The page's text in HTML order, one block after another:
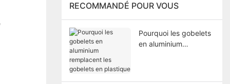
RECOMMANDÉ POUR VOUS
Pourquoi les gobelets
en aluminium